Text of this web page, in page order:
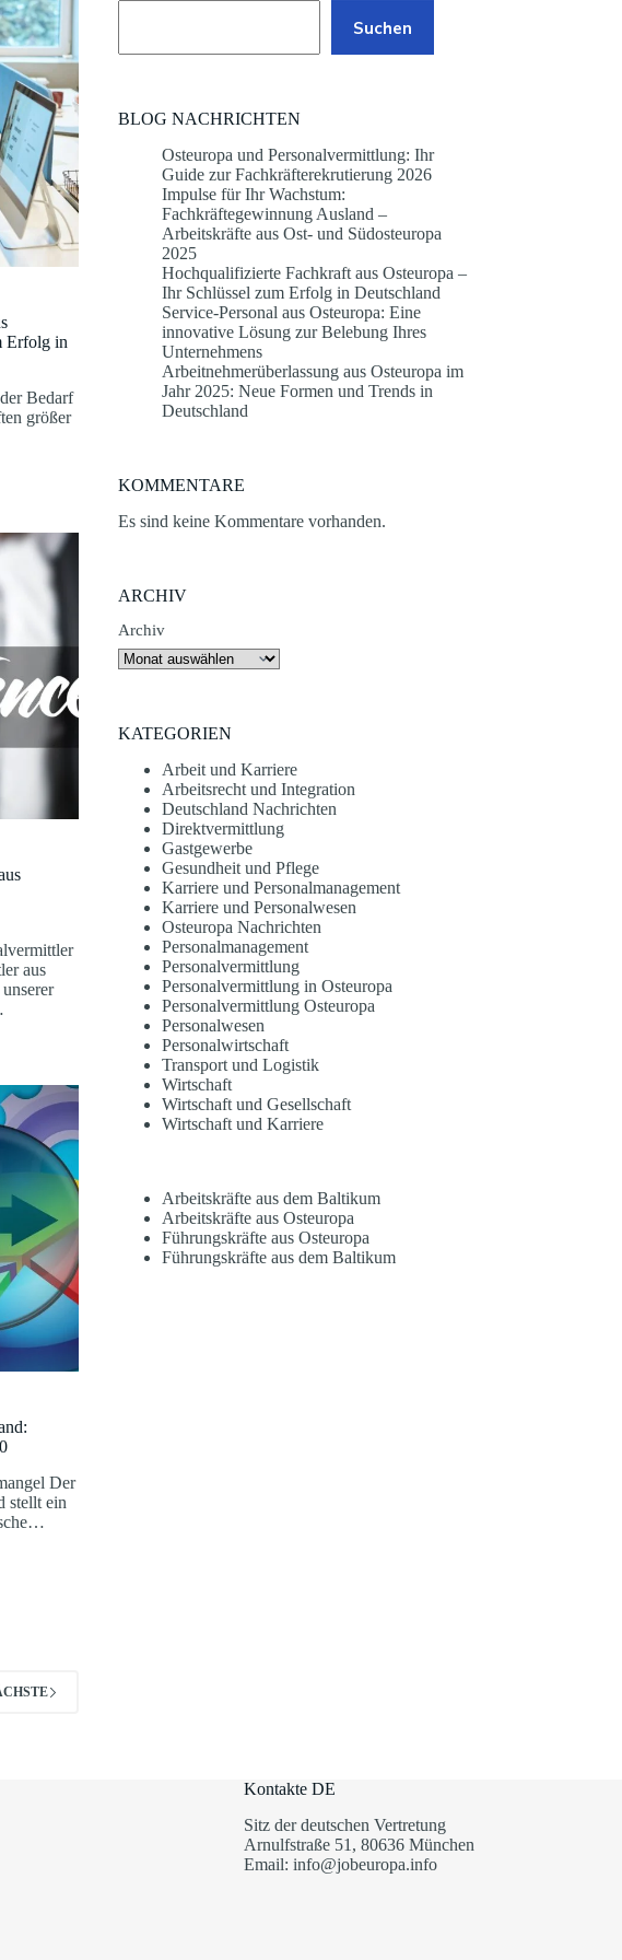
Erfolg in
Bedarf
größer
aus
Der
stellt ein
Suchen
BLOG NACHRICHTEN
Osteuropa und Personalvermittlung: Ihr
Guide zur Fachkräfterekrutierung 2026
Impulse für Ihr Wachstum:
Fachkräftegewinnung Ausland –
Arbeitskräfte aus Ost- und Südosteuropa
2025
Hochqualifizierte Fachkraft aus Osteuropa –
Ihr Schlüssel zum Erfolg in Deutschland
Service-Personal aus Osteuropa: Eine
innovative Lösung zur Belebung Ihres
Unternehmens
Arbeitnehmerüberlassung aus Osteuropa im
Jahr 2025: Neue Formen und Trends in
Deutschland
KOMMENTARE
Es sind keine Kommentare vorhanden.
ARCHIV
Archiv
KATEGORIEN
Arbeit und Karriere
Arbeitsrecht und Integration
Deutschland Nachrichten
Direktvermittlung
Gastgewerbe
Gesundheit und Pflege
Karriere und Personalmanagement
Karriere und Personalwesen
Osteuropa Nachrichten
Personalmanagement
Personalvermittlung
Personalvermittlung in Osteuropa
Personalvermittlung Osteuropa
Personalwesen
Personalwirtschaft
Transport und Logistik
Wirtschaft
Wirtschaft und Gesellschaft
Wirtschaft und Karriere
Arbeitskräfte aus dem Baltikum
Arbeitskräfte aus Osteuropa
Führungskräfte aus Osteuropa
Führungskräfte aus dem Baltikum
Kontakte DE
Sitz der deutschen Vertretung
Arnulfstraße 51, 80636 München
Email: info@jobeuropa.info